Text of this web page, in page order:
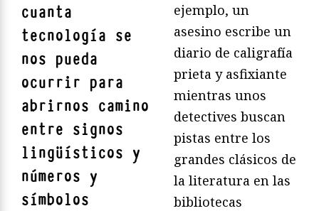
cuanta
tecnología se
nos pueda
ocurrir para
abrirnos camino
entre signos
lingüísticos y
números y
símbolos
ejemplo, un
asesino escribe un
diario de caligrafía
prieta y asfixiante
mientras unos
detectives buscan
pistas entre los
grandes clásicos de
la literatura en las
bibliotecas